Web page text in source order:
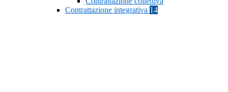
Contrattazione integrativa 14